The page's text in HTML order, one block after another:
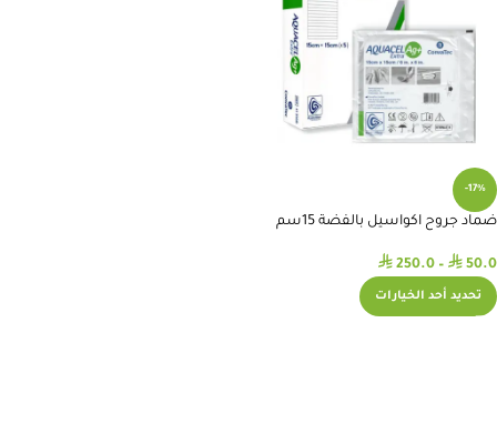
-17%
ضماد جروح اكواسيل بالفضة 15سم
⃁ 50.0
–
⃁ 250.0
تحديد أحد الخيارات